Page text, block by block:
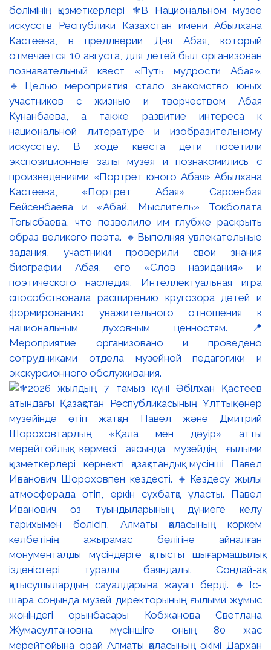
бөлімінің қызметкерлері ⚜️В Национальном музее
искусств Республики Казахстан имени Абылхана
Кастеева, в преддверии Дня Абая, который
отмечается 10 августа, для детей был организован
познавательный квест «Путь мудрости Абая».
🔹Целью мероприятия стало знакомство юных
участников с жизнью и творчеством Абая
Кунанбаева, а также развитие интереса к
национальной литературе и изобразительному
искусству. В ходе квеста дети посетили
экспозиционные залы музея и познакомились с
произведениями «Портрет юного Абая» Абылхана
Кастеева, «Портрет Абая» Сарсенбая
Бейсенбаева и «Абай. Мыслитель» Токболата
Тогысбаева, что позволило им глубже раскрыть
образ великого поэта. 🔸Выполняя увлекательные
задания, участники проверили свои знания
биографии Абая, его «Слов назидания» и
поэтического наследия. Интеллектуальная игра
способствовала расширению кругозора детей и
формированию уважительного отношения к
национальным духовным ценностям. 📍
Мероприятие организовано и проведено
сотрудниками отдела музейной педагогики и
экскурсионного обслуживания.